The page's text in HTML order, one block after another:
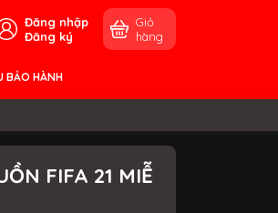
Đăng nhập
Đăng ký
Giỏ
hàng
BẢO HÀNH
FIFA 21 MIỄ